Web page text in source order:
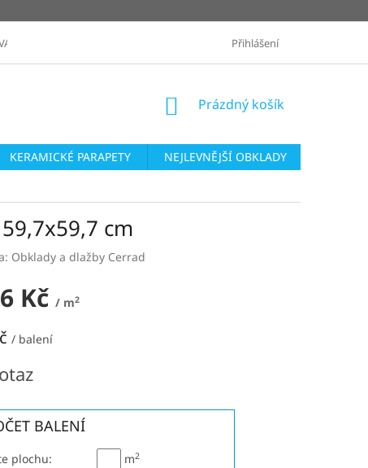
ZNAČKY ZASLÁNÍ VZORKŮ
Přihlášení
NÁKUPNÍ
Prázdný košík
KERAMICKÉ PARAPETY NEJLEVNĚJŠÍ OBKLADY
cm
Obklady a dlažby Cerrad
Kč / m2
/ balení
BALENÍ
plochu: m2